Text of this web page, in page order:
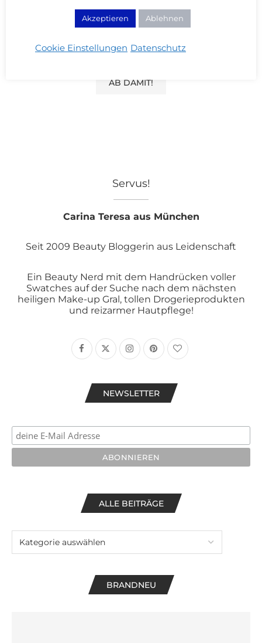
für meinen nächsten Kommentar.
Mit der Nutzung dieses Formulars erklärst du dich mit der
Speicherung und Verarbeitung deiner Daten durch diese
Website einverstanden. Merci Cherie!
Servus!
Carina Teresa aus München
Seit 2009 Beauty Bloggerin aus Leidenschaft
Ein Beauty Nerd mit dem Handrücken voller
Swatches auf der Suche nach dem nächsten
heiligen Make-up Gral, tollen Drogerieprodukten
und reizarmer Hautpflege!
NEWSLETTER
ALLE BEITRÄGE
BRANDNEU
Akzeptieren Ablehnen
Cookie Einstellungen Datenschutz